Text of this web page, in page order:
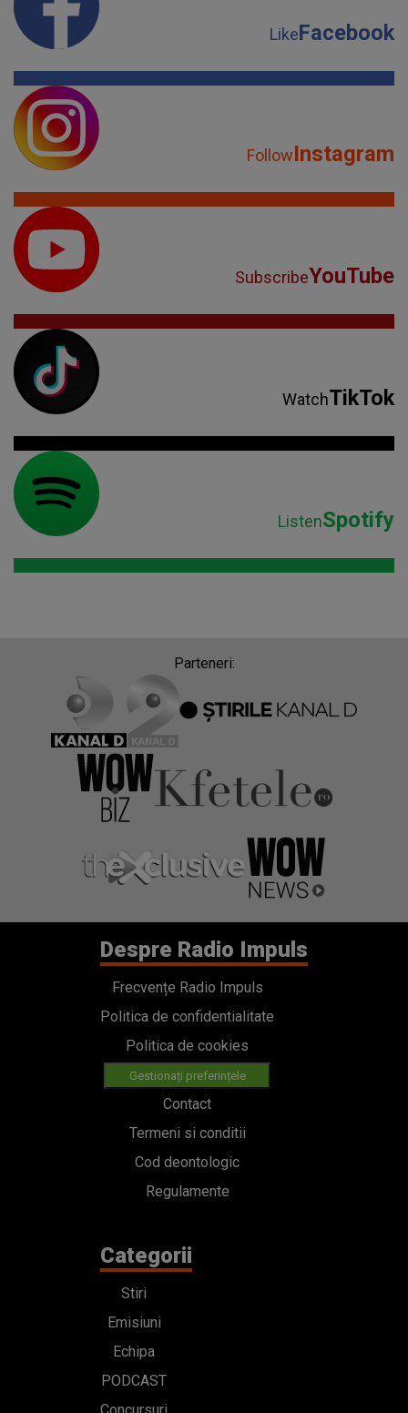
LikeFacebook
FollowInstagram
SubscribeYouTube
WatchTikTok
ListenSpotify
Parteneri:
Despre Radio Impuls
Frecvențe Radio Impuls
Politica de confidentialitate
Politica de cookies
Gestionați preferințele
Contact
Termeni si conditii
Cod deontologic
Regulamente
Categorii
Stiri
Emisiuni
Echipa
PODCAST